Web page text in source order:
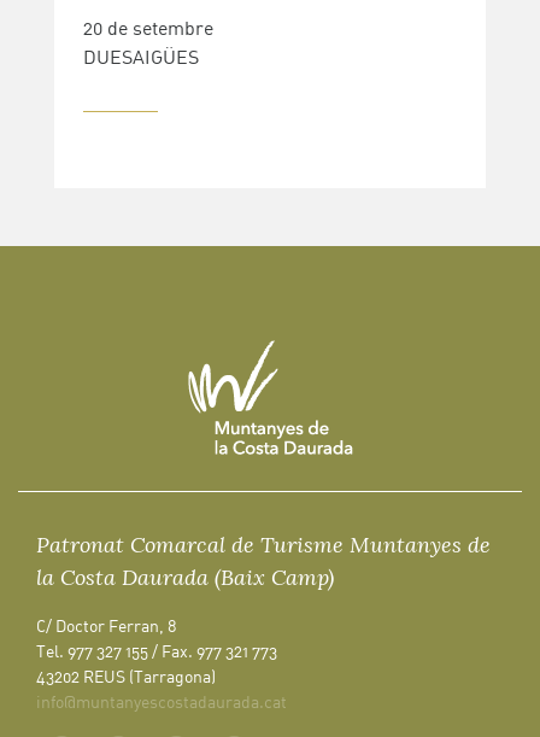
20 de setembre
DUESAIGÜES
Patronat Comarcal de Turisme Muntanyes de
la Costa Daurada (Baix Camp)
C/ Doctor Ferran, 8
Tel. 977 327 155 / Fax. 977 321 773
43202 REUS (Tarragona)
info@muntanyescostadaurada.cat